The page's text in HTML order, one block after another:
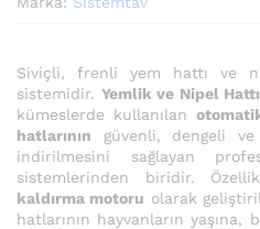
Siviçli, frenli yem hattı ve
sistemidir. Yemlik ve Nipel
kümeslerde kullanılan
hatlarının güvenli, dengeli ve
indirilmesini sağlayan
sistemlerinden biridir.
kaldırma motoru olarak
hatlarının hayvanların